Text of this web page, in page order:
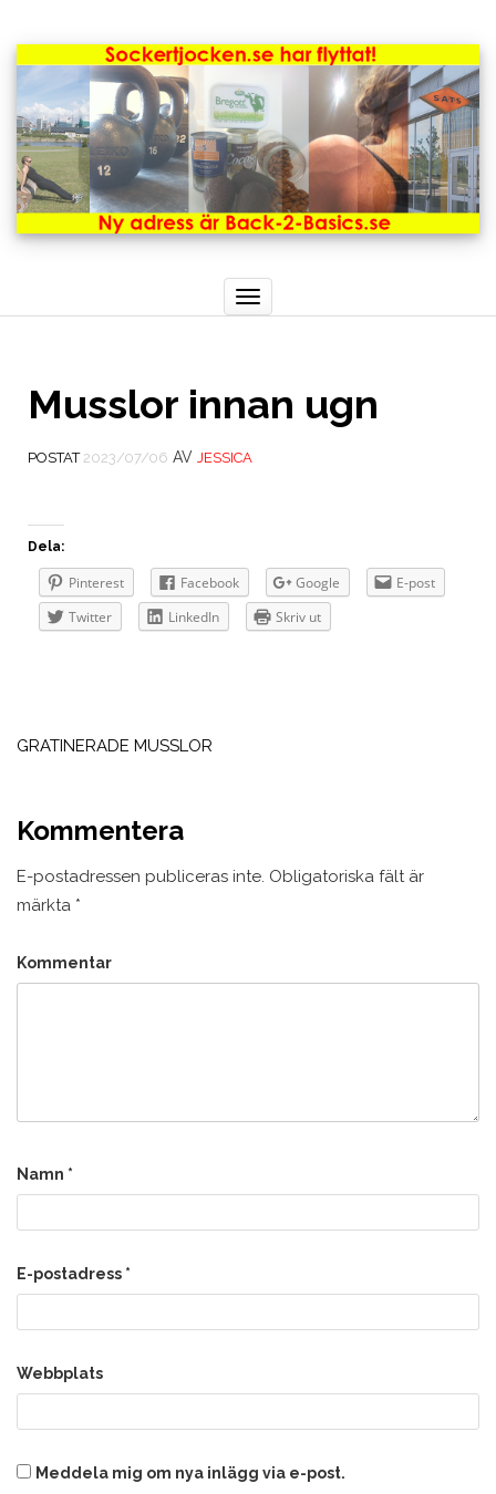
Toggle
navigation
Musslor innan ugn
POSTAT 2023/07/06 AV JESSICA
Dela:
Pinterest Facebook Google
E-post
Twitter
LinkedIn Skriv ut
GRATINERADE MUSSLOR
Kommentera
E-postadressen publiceras inte. Obligatoriska fält är
märkta *
Kommentar
Namn *
E-postadress *
Webbplats
Meddela mig om nya inlägg via e-post.